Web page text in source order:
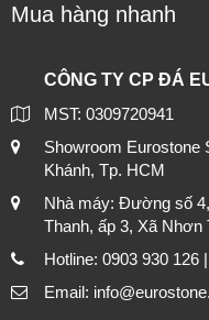
Mua hàng nhanh
CÔNG TY CP ĐÁ
MST: 0309720941
Showroom
Khánh, Tp. HCM
Nhà máy: Đường số
Thanh, ấp 3, Xã Nhơn
Hotline: 0903 930 126
Email: